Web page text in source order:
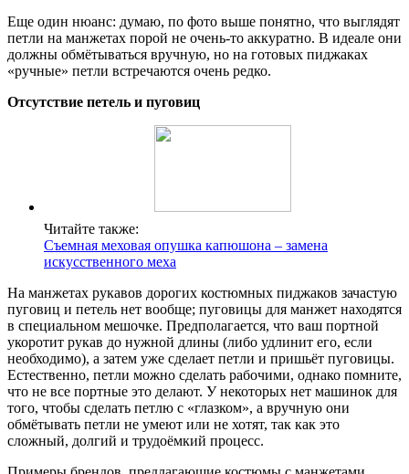
Еще один нюанс: думаю, по фото выше понятно, что выглядят
петли на манжетах порой не очень-то аккуратно. В идеале они
должны обмётываться вручную, но на готовых пиджаках
«ручные» петли встречаются очень редко.
Отсутствие петель и пуговиц
Читайте также:
Съемная меховая опушка капюшона – замена
искусственного меха
На манжетах рукавов дорогих костюмных пиджаков зачастую
пуговиц и петель нет вообще; пуговицы для манжет находятся
в специальном мешочке. Предполагается, что ваш портной
укоротит рукав до нужной длины (либо удлинит его, если
необходимо), а затем уже сделает петли и пришьёт пуговицы.
Естественно, петли можно сделать рабочими, однако помните,
что не все портные это делают. У некоторых нет машинок для
того, чтобы сделать петлю с «глазком», а вручную они
обмётывать петли не умеют или не хотят, так как это
сложный, долгий и трудоёмкий процесс.